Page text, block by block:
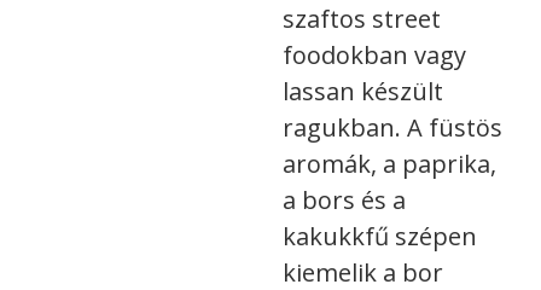
szaftos street
foodokban vagy
lassan készült
ragukban. A füstös
aromák, a paprika,
a bors és a
kakukkfű szépen
kiemelik a bor